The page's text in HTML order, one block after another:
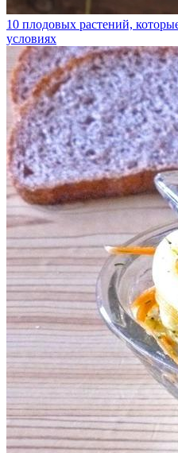
10 плодовых растений,
условиях